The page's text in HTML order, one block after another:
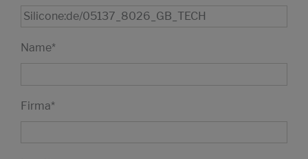
Name*
Firma*